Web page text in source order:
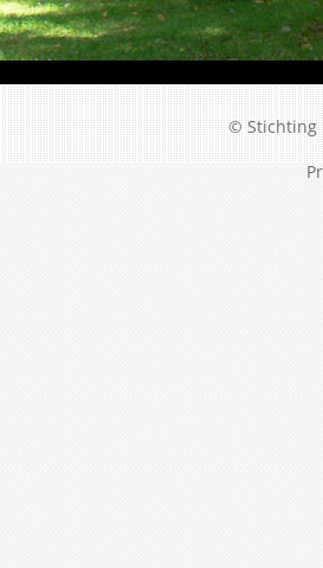
© Stichting